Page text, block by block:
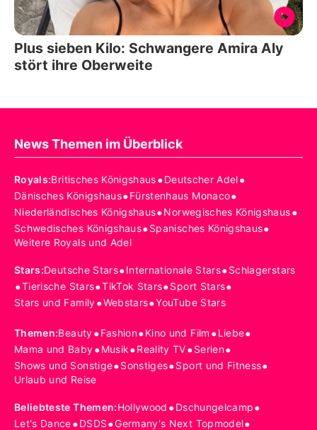
Plus sieben Kilo: Schwangere Amira Aly
stört ihre Oberweite
News Themen im Überblick
Royals:Britisches Königshaus•Deutscher Adel•
Dänisches Königshaus•Fürstenhaus Monaco•
Niederländisches Königshaus•Norwegisches Königshaus•
Schwedisches Königshaus•Spanisches Königshaus•
Weitere Royals und Adel
Stars:Deutsche Stars•Internationale Stars•Schlagerstars
•Tierische Stars•TikTok Stars•Sport Stars•
Stars und Family•Webstars•YouTube Stars
Themen:Beauty•Fashion•Kino und Film •Liebe•
Mama und Baby•Musik•Reality TV•Serien•
Shows und Sonstige•Sonstiges•Sport und Fitness•
Urlaub und Reise
Beliebteste Themen:Hollywood •Dschungelcamp•
Let's Dance•DSDS•Germany's Next Topmodel•